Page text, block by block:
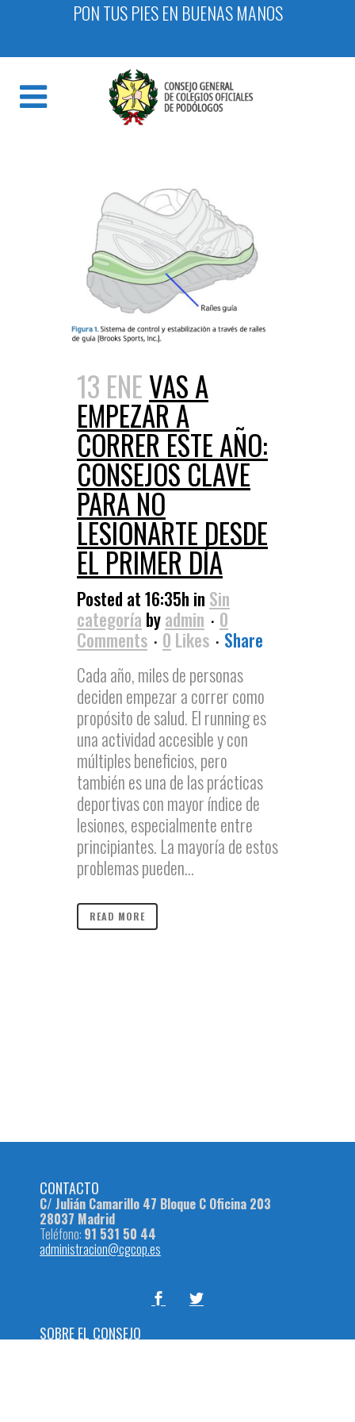
PON TUS PIES EN BUENAS MANOS
13 ENEVAS A
EMPEZAR A
CORRER ESTE AÑO:
CONSEJOS CLAVE
PARA NO
LESIONARTE DESDE
EL PRIMER DÍA
Posted at 16:35h in Sin
categoría byadmin
0
Comments
0 Likes
Share
Cada año, miles de personas
deciden empezar a correr como
propósito de salud. El running es
una actividad accesible y con
múltiples beneficios, pero
también es una de las prácticas
deportivas con mayor índice de
lesiones, especialmente entre
principiantes. La mayoría de estos
problemas pueden...
READ MORE
CONTACTO
C/ Julián Camarillo 47 Bloque C Oficina 203
28037 Madrid
Teléfono: 91 531 50 44
administracion@cgcop.es
SOBRE EL CONSEJO